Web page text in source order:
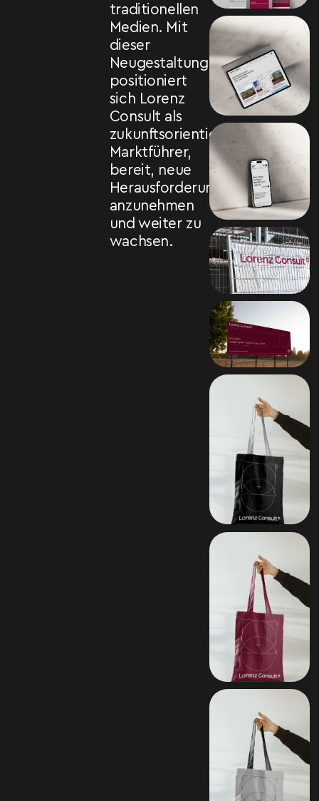
traditionellen
Medien. Mit
dieser
Neugestaltung
positioniert
sich Lorenz
Consult als
zukunftsorientierter
Marktführer,
bereit, neue
Herausforderungen
anzunehmen
und weiter zu
wachsen.